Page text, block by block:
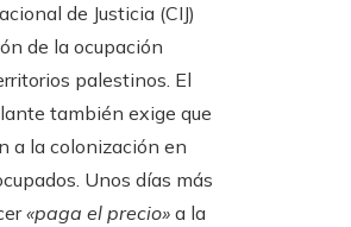
de Justicia (CIJ)
de la ocupación
palestinos. El
también exige que
a la colonización en
Unos días más
«paga el precio» a la